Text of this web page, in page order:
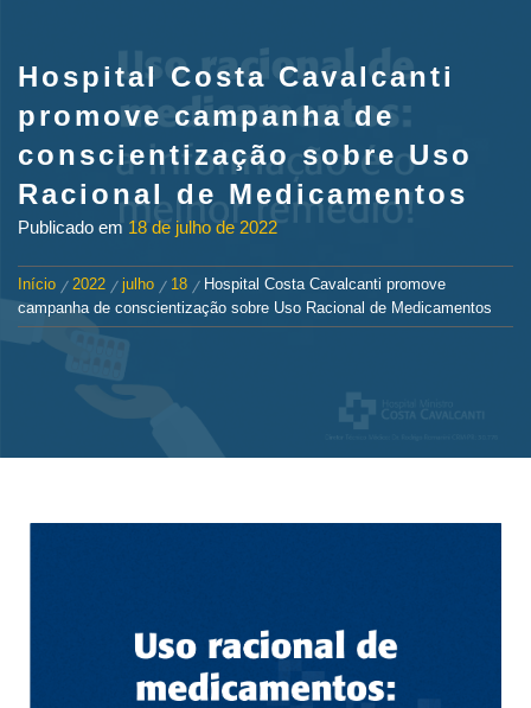
Hospital Costa Cavalcanti
promove campanha de
conscientização sobre Uso
Racional de Medicamentos
Publicado em 18 de julho de 2022
Início 2022 julho 18
Hospital Costa Cavalcanti promove
campanha de conscientização sobre Uso Racional de Medicamentos